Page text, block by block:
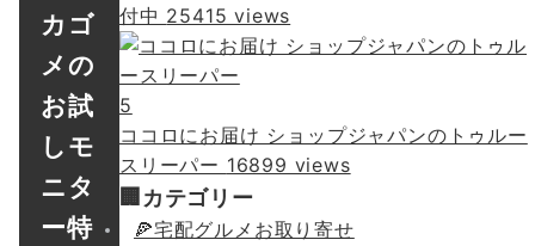
カゴ
メの
お試
しモ
ニタ
ー特
付中 25415 views
5
ココロにお届け ショップジャパンのトゥルー
スリーパー 16899 views
🏢カテゴリー
🍕宅配グルメお取り寄せ